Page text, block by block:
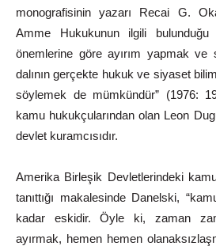
monografisinin yazarı Recai G.
Amme
Hukukunun ilgili bulunduğu
önemlerine göre ayırım yapmak ve
dalının gerçekte hukuk ve siyaset
söylemek de mümkündür” (1976:
kamu hukukçularından olan Leon
devlet kuramcısıdır.
Amerika Birleşik Devletlerindeki
tanıttığı makalesinde Danelski,
kadar eskidir. Öyle ki, zaman
ayırmak, hemen hemen